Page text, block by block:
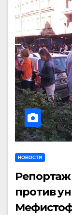
НОВОСТИ
Репортаж
против